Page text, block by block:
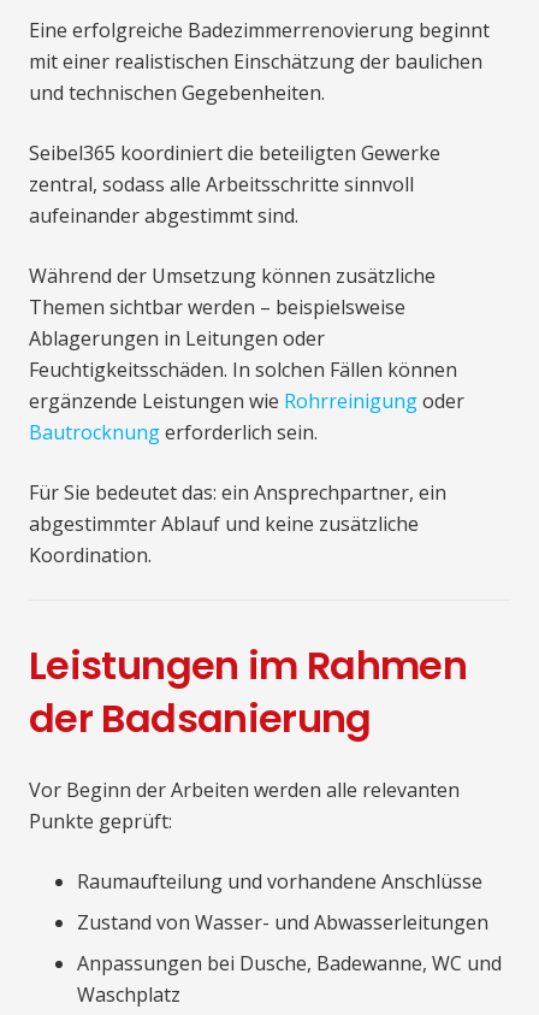
Eine erfolgreiche Badezimmerrenovierung beginnt
mit einer realistischen Einschätzung der baulichen
und technischen Gegebenheiten.
Seibel365 koordiniert die beteiligten Gewerke
zentral, sodass alle Arbeitsschritte sinnvoll
aufeinander abgestimmt sind.
Während der Umsetzung können zusätzliche
Themen sichtbar werden – beispielsweise
Ablagerungen in Leitungen oder
Feuchtigkeitsschäden. In solchen Fällen können
ergänzende Leistungen wie Rohrreinigungoder
Bautrocknungerforderlich sein.
Für Sie bedeutet das: ein Ansprechpartner, ein
abgestimmter Ablauf und keine zusätzliche
Koordination.
Leistungen im Rahmen
der Badsanierung
Vor Beginn der Arbeiten werden alle relevanten
Punkte geprüft:
Raumaufteilung und vorhandene Anschlüsse
Zustand von Wasser- und Abwasserleitungen
Anpassungen bei Dusche, Badewanne, WC und
Waschplatz